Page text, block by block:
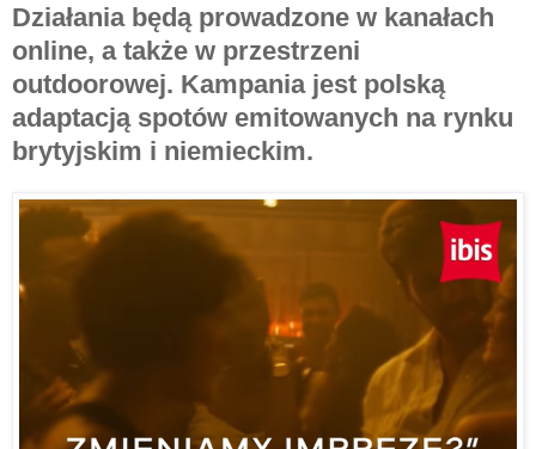
Działania będą prowadzone w kanałach
online, a także w przestrzeni
outdoorowej. Kampania jest polską
adaptacją spotów emitowanych na rynku
brytyjskim i niemieckim.